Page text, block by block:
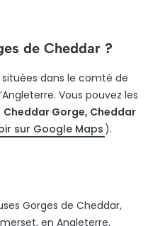
de Cheddar ?
dans le comté de
Vous pouvez les
Cheddar Gorge, Cheddar
sur Google Maps ).
Gorges de Cheddar,
en Angleterre,